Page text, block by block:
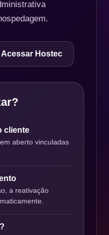
Acessar Hostec
cliente
aberto vinculadas
a reativação